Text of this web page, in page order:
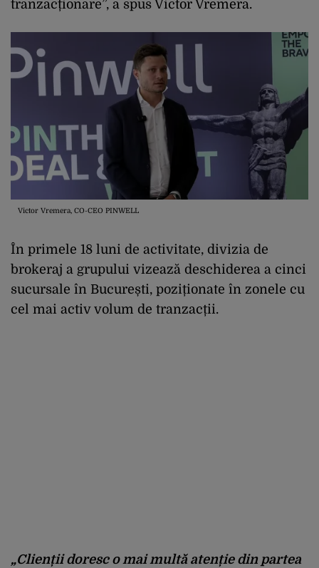
tranzacționare”, a spus Victor Vremera.
Victor Vremera, CO-CEO PINWELL
În primele 18 luni de activitate, divizia de
brokeraj a grupului vizează deschiderea a cinci
sucursale în București, poziționate în zonele cu
cel mai activ volum de tranzacții.
„Clienții doresc o mai multă atenție din partea